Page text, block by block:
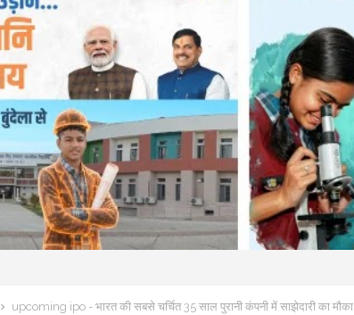
upcoming ipo - भारत की सबसे चर्चित 35 साल पुरानी कंपनी में साझेदारी का मौका